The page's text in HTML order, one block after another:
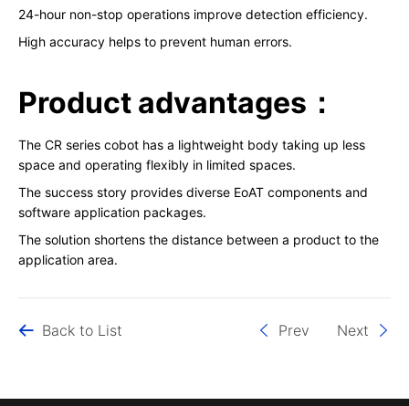
24-hour non-stop operations improve detection efficiency.
High accuracy helps to prevent human errors.
Product advantages：
The CR series cobot has a lightweight body taking up less
space and operating flexibly in limited spaces.
The success story provides diverse EoAT components and
software application packages.
The solution shortens the distance between a product to the
application area.
Back to List Prev Next